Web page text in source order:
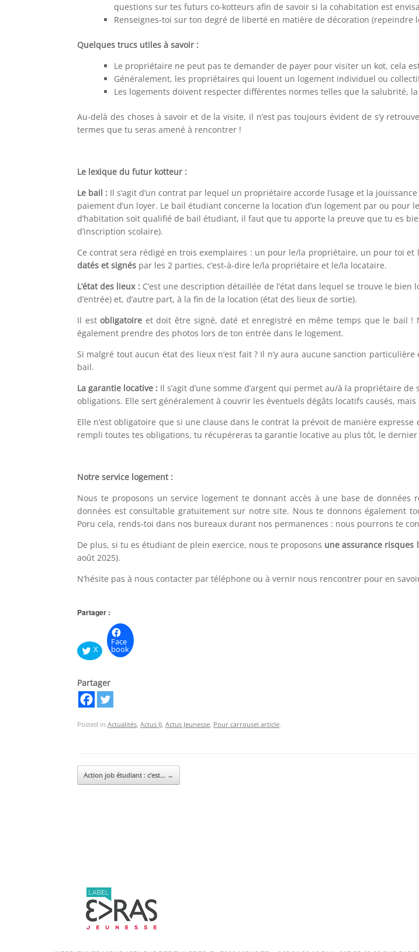
questions sur tes futurs co-kotteurs afin de savoir si la cohabitation est
Renseignes-toi sur ton degré de liberté en matière de décoration (repeindre
Quelques trucs utiles à savoir :
Le propriétaire ne peut pas te demander de payer pour visiter un kot, cela
Généralement, les propriétaires qui louent un logement individuel ou
Les logements doivent respecter différentes normes telles que la salubrité,
Au-delà des choses à savoir et de la visite, il n’est pas toujours évident de s’y
termes que tu seras amené à rencontrer !
Le lexique du futur kotteur :
Le bail : Il s’agit d’un contrat par lequel un propriétaire accorde l’usage et la
paiement d’un loyer. Le bail étudiant concerne la location d’un logement par ou pour
d’habitation soit qualifié de bail étudiant, il faut que tu apporte la preuve que tu es
d’inscription scolaire).
Ce contrat sera rédigé en trois exemplaires : un pour le/la propriétaire, un pour toi
datés et signés par les 2 parties, c’est-à-dire le/la propriétaire et le/la locataire.
L’état des lieux :C’est une description détaillée de l’état dans lequel se trouve le
d’entrée) et, d’autre part, à la fin de la location (état des lieux de sortie).
Il estobligatoire et doit être signé, daté et enregistré en même temps que le bail
également prendre des photos lors de ton entrée dans le logement.
Si malgré tout aucun état des lieux n’est fait ? Il n’y aura aucune sanction
bail.
La garantie locative : Il s’agit d’une somme d’argent qui permet au/à la propriétaire
obligations. Elle sert généralement à couvrir les éventuels dégâts locatifs causés,
Elle n’est obligatoire que si une clause dans le contrat la prévoit de manière
rempli toutes tes obligations, tu récupéreras ta garantie locative au plus tôt, le
Notre service logement :
Nous te proposons un service logement te donnant accès à une base de
données est consultable gratuitement sur notre site. Nous te donnons également
Poru cela, rends-toi dans nos bureaux durant nos permanences : nous pourrons te
De plus, si tu es étudiant de plein exercice, nous te proposons une assurance risques
août 2025).
N’hésite pas à nous contacter par téléphone ou à vernir nous rencontrer pour en
Partager :
X
Face
book
Partager
Posted in Actualités Actus IJ Actus Jeunesse Pour carrousel article.
Post navigation
Action job étudiant : c’est… →